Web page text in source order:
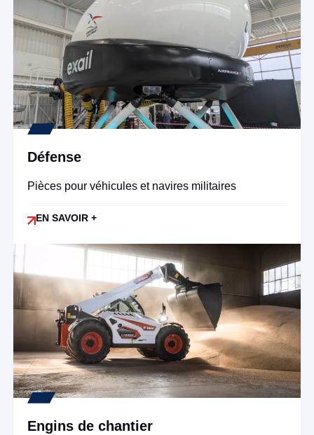
Défense
Pièces pour véhicules et navires militaires
EN SAVOIR +
Engins de chantier